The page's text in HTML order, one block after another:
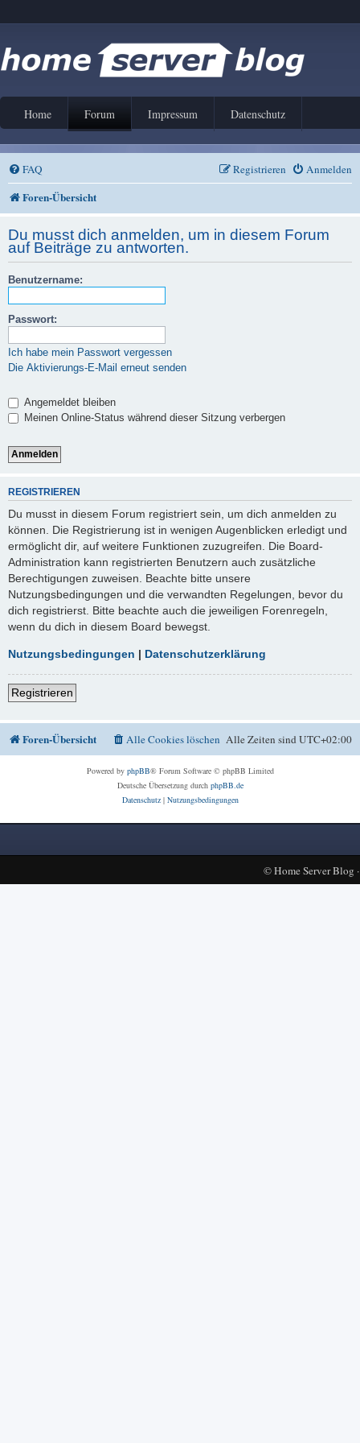
Home Forum Impressum Datenschutz
FAQ Anmelden
Registrieren
Foren-Übersicht
Du musst dich anmelden, um in diesem Forum
auf Beiträge zu antworten.
Benutzername:
Passwort:
Ich habe mein Passwort vergessen
Die Aktivierungs-E-Mail erneut senden
Angemeldet bleiben
Meinen Online-Status während dieser Sitzung verbergen
REGISTRIEREN
Du musst in diesem Forum registriert sein, um dich anmelden zu
können. Die Registrierung ist in wenigen Augenblicken erledigt und
ermöglicht dir, auf weitere Funktionen zuzugreifen. Die Board-
Administration kann registrierten Benutzern auch zusätzliche
Berechtigungen zuweisen. Beachte bitte unsere
Nutzungsbedingungen und die verwandten Regelungen, bevor du
dich registrierst. Bitte beachte auch die jeweiligen Forenregeln,
wenn du dich in diesem Board bewegst.
Nutzungsbedingungen | Datenschutzerklärung
Registrieren
Foren-Übersicht Alle Zeiten sindUTC+02:00
Alle Cookies löschen
Powered by phpBB® Forum Software © phpBB Limited
Deutsche Übersetzung durch phpBB.de
Datenschutz| Nutzungsbedingungen
©Home Server Blog